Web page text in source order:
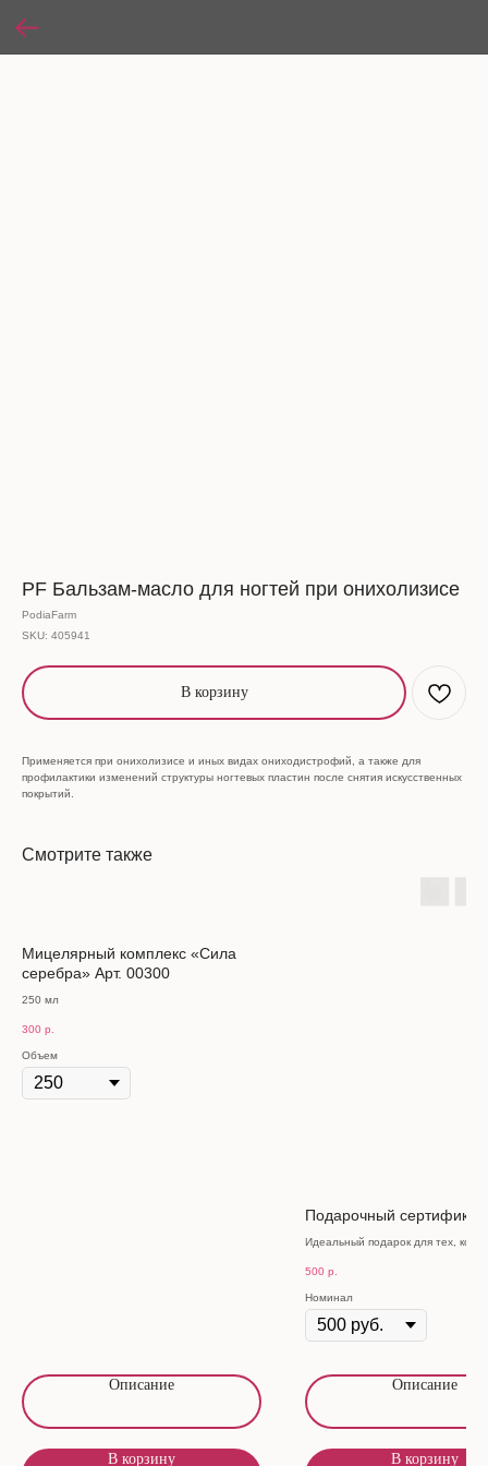
PF Бальзам-масло для ногтей при онихолизисе
PodiaFarm
SKU: 405941
В корзину
Применяется при онихолизисе и иных видах ониходистрофий, а также для
профилактики изменений структуры ногтевых пластин после снятия искусственных
покрытий.
Смотрите также
Мицелярный комплекс «Сила
серебра» Арт. 00300
250 мл
300 р.
Объем
Описание
В корзину
Подарочный сертификат
Идеальный подарок для тех, кого
500 р.
Номинал
Описание
В корзину